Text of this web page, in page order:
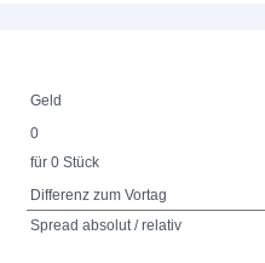
Geld
0
für 0 Stück
Differenz zum Vortag
Spread absolut / relativ